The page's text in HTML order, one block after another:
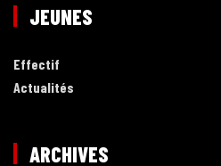
JEUNES
Effectif
Actualités
ARCHIVES